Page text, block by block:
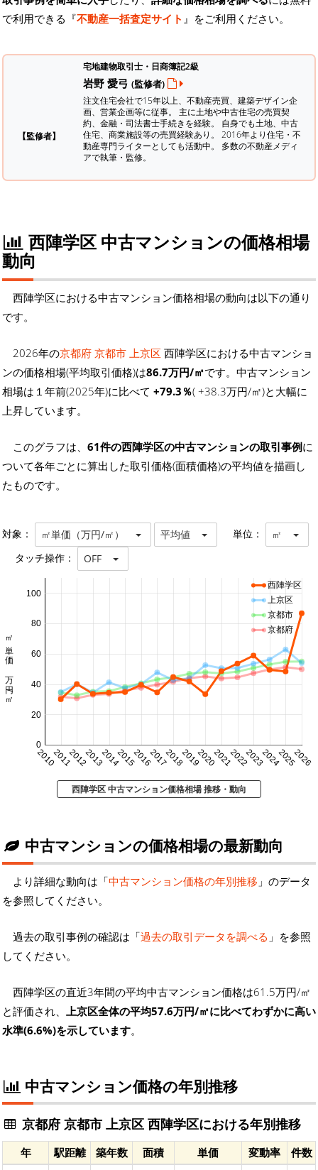
で利用できる『不動産一括査定サイト 』をご利用ください。
【監修者】
宅地建物取引士・日商簿記2級
岩野 愛弓 (監修者)
注文住宅会社で15年以上、不動産売買、建築デザイン企
画、営業企画等に従事。 主に土地や中古住宅の売買契
約、金融・司法書士手続きを経験。 自身でも土地、中古
住宅、商業施設等の売買経験あり。 2016年より住宅・不
動産専門ライターとしても活動中。 多数の不動産メディ
アで執筆・監修。
西陣学区 中古マンションの価格相場
動向
西陣学区における中古マンション価格相場の動向は以下の通り
です。
2026年の京都府 京都市 上京区 西陣学区における中古マンショ
ンの価格相場(平均取引価格)は86.7万円/㎡です。中古マンション
相場は１年前(2025年)に比べて +79.3％( +38.3万円/㎡)と大幅に
上昇しています。
このグラフは、 61件の西陣学区の中古マンションの取引事例に
ついて各年ごとに算出した取引価格(面積価格)の平均値を描画し
たものです。
対象： ㎡単価（万円/㎡） 平均値 単位： ㎡
タッチ操作： OFF
20102011201220132014201520162017201820192020202120222023202420252026
0
20
40
60
80
100
㎡単価 万円/㎡
西陣学区
上京区
京都市
京都府
西陣学区 中古マンション価格相場 推移・動向
中古マンションの価格相場の最新動向
より詳細な動向は「中古マンション価格の年別推移 」のデータ
を参照してください。
過去の取引事例の確認は「過去の取引データを調べる 」を参照
してください。
西陣学区の直近3年間の平均中古マンション価格は61.5万円/㎡
と評価され、
上京区全体の平均57.6万円/㎡に比べてわずかに高い
水準(6.6%)を示しています。
中古マンション価格の年別推移
京都府 京都市 上京区 西陣学区における年別推移
年 駅距離 築年数 面積 単価 変動率
件数